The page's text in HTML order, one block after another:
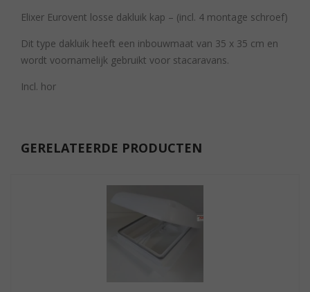
Elixer Eurovent losse dakluik kap – (incl. 4 montage schroef)
Dit type dakluik heeft een inbouwmaat van 35 x 35 cm en
wordt voornamelijk gebruikt voor stacaravans.
Incl. hor
GERELATEERDE PRODUCTEN